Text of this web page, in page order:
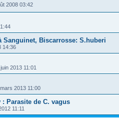
2008 03:42
Sanguinet, Biscarrosse: S.huberi
14:36
2013 11:01
2013 11:00
Parasite de C. vagus
11:11